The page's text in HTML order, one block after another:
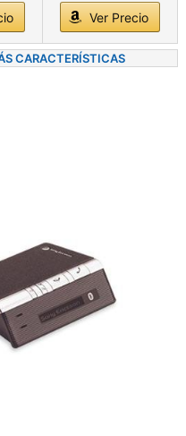
Ver Precio
CARACTERÍSTICAS